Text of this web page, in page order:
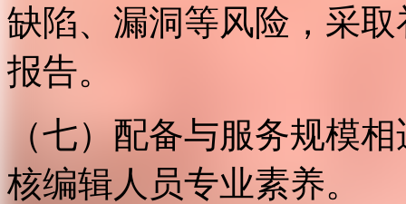
缺陷、漏洞等风险，采
报告。
（七）配备与服务规模
核编辑人员专业素养。